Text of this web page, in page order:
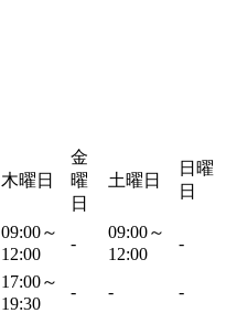
木曜日
金
曜
日
土曜日
日曜
日
09:00～
12:00
-
09:00～
12:00
-
17:00～
19:30
- - -